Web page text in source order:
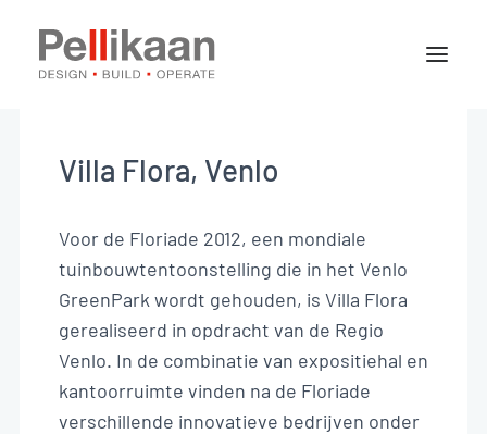
Expertises
Nieuws
Contact
Vacatures
Villa Flora, Venlo
Voor de Floriade 2012, een mondiale
tuinbouwtentoonstelling die in het Venlo
GreenPark wordt gehouden, is Villa Flora
gerealiseerd in opdracht van de Regio
Venlo. In de combinatie van expositiehal en
kantoorruimte vinden na de Floriade
verschillende innovatieve bedrijven onder